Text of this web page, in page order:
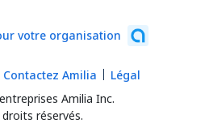
votre organisation
Amilia Inc.
droits réservés.
Contactez Amilia Légal